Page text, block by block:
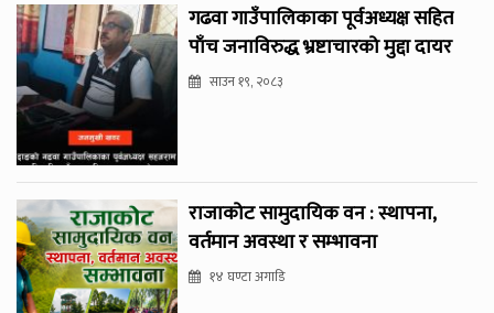
गढवा गाउँपालिकाका पूर्वअध्यक्ष सहित
पाँच जनाविरुद्ध भ्रष्टाचारको मुद्दा दायर
साउन १९, २०८३
राजाकोट सामुदायिक वन : स्थापना,
वर्तमान अवस्था र सम्भावना
१४ घण्टा अगाडि